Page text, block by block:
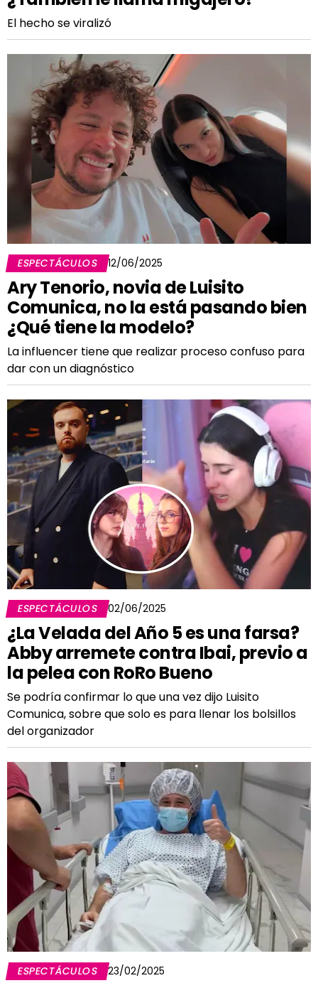
El hecho se viralizó
ESPECTÁCULOS 12/06/2025
Ary Tenorio, novia de Luisito
Comunica, no la está pasando bien
¿Qué tiene la modelo?
La influencer tiene que realizar proceso confuso para
dar con un diagnóstico
ESPECTÁCULOS 02/06/2025
¿La Velada del Año 5 es una farsa?
Abby arremete contra Ibai, previo a
la pelea con RoRo Bueno
Se podría confirmar lo que una vez dijo Luisito
Comunica, sobre que solo es para llenar los bolsillos
del organizador
ESPECTÁCULOS 23/02/2025